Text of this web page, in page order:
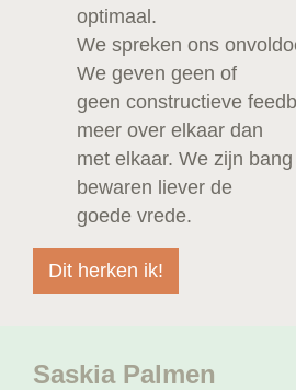
optimaal.
We spreken ons
We geven geen of
geen constructieve
meer over elkaar dan
met elkaar. We zijn
bewaren liever de
goede vrede.
Dit herken ik!
Saskia Palmen